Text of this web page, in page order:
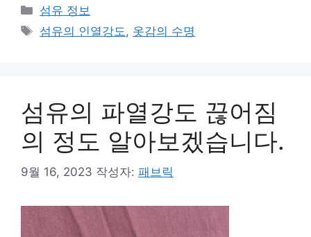
카
테
섬유 정보
태
섬유의 인열강도, 옷감의 수명
섬유의 파열강도 끊어짐
의 정도 알아보겠습니다.
9월 16, 2023 작성자: 패브릭